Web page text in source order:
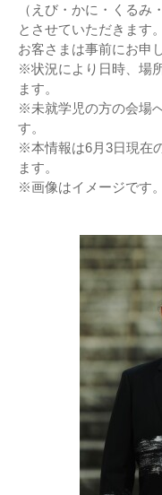
（えび・かに・くる
とさせていただきます
お客さまは事前にお申
※状況により日時、場
ます。
※未就学児の方の会場
す。
※本情報は6月3日現在
ます。
※画像はイメージです。